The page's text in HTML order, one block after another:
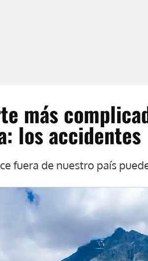
más
los accidentes
fuera de nuestro país